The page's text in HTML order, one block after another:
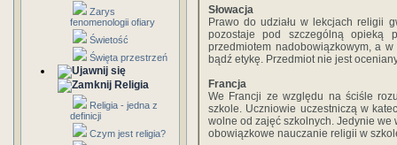
Zarys
fenomenologii ofiary
Świetość
Święta przestrzeń
Religia
Religia - jedna z
definicji
Czym jest religia?
Słowacja
Prawo do udziału w lekcjach religii
pozostaje pod szczególną opieką
przedmiotem nadobowiązkowym, a
bądź etykę. Przedmiot nie jest
Francja
We Francji ze względu na ściśle
szkole. Uczniowie uczestniczą w
wolne od zajęć szkolnych. Jedynie
obowiązkowe nauczanie religii w